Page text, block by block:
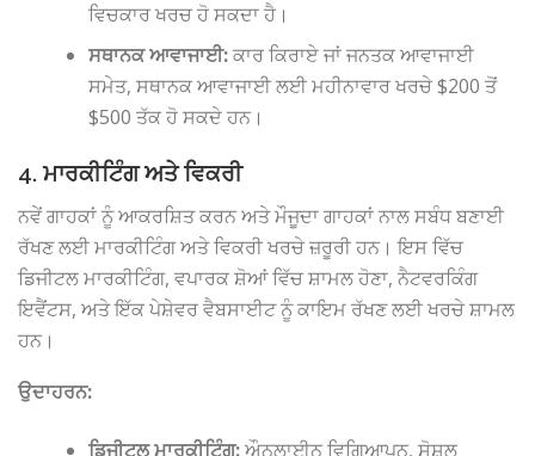
ਵਿਚਕਾਰ ਖਰਚ ਹੋ ਸਕਦਾ ਹੈ।
ਸਥਾਨਕ ਆਵਾਜਾਈ:ਕਾਰ ਕਿਰਾਏ ਜਾਂ ਜਨਤਕ ਆਵਾਜਾਈ
ਸਮੇਤ, ਸਥਾਨਕ ਆਵਾਜਾਈ ਲਈ ਮਹੀਨਾਵਾਰ ਖਰਚੇ $200 ਤੋਂ
$500 ਤੱਕ ਹੋ ਸਕਦੇ ਹਨ।
4. ਮਾਰਕੀਟਿੰਗ ਅਤੇ ਵਿਕਰੀ
ਨਵੇਂ ਗਾਹਕਾਂ ਨੂੰ ਆਕਰਸ਼ਿਤ ਕਰਨ ਅਤੇ ਮੌਜੂਦਾ ਗਾਹਕਾਂ ਨਾਲ ਸਬੰਧ ਬਣਾਈ
ਰੱਖਣ ਲਈ ਮਾਰਕੀਟਿੰਗ ਅਤੇ ਵਿਕਰੀ ਖਰਚੇ ਜ਼ਰੂਰੀ ਹਨ। ਇਸ ਵਿੱਚ
ਡਿਜੀਟਲ ਮਾਰਕੀਟਿੰਗ, ਵਪਾਰਕ ਸ਼ੋਆਂ ਵਿੱਚ ਸ਼ਾਮਲ ਹੋਣਾ, ਨੈਟਵਰਕਿੰਗ
ਇਵੈਂਟਸ, ਅਤੇ ਇੱਕ ਪੇਸ਼ੇਵਰ ਵੈਬਸਾਈਟ ਨੂੰ ਕਾਇਮ ਰੱਖਣ ਲਈ ਖਰਚੇ ਸ਼ਾਮਲ
ਹਨ।
ਉਦਾਹਰਨ:
ਡਿਜੀਟਲ ਮਾਰਕੀਟਿੰਗ:ਔਨਲਾਈਨ ਵਿਗਿਆਪਨ, ਸੋਸ਼ਲ